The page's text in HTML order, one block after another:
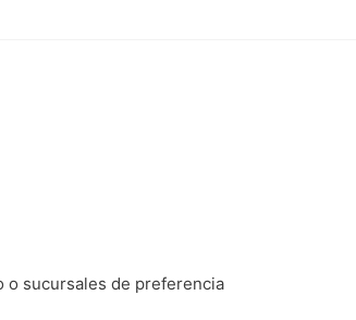
o sucursales de preferencia